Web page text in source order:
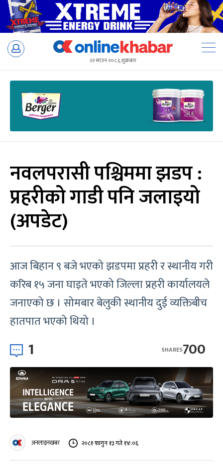
Skip
२२ साउन २०८३, शुक्रबार
नवलपरासी पश्चिममा झडप :
प्रहरीको गाडी पनि जलाइयो
(अपडेट)
आज बिहान ९ बजे भएको झडपमा प्रहरी र स्थानीय गरी
करिब १५ जना घाइते भएको जिल्ला प्रहरी कार्यालयले
जनाएको छ । सोमबार बेलुकी स्थानीय दुई व्यक्तिबीच
हातपात भएको थियो ।
1 700
SHARES
अनलाइनखबर २०८१ फागुन १३ गते १४:०६